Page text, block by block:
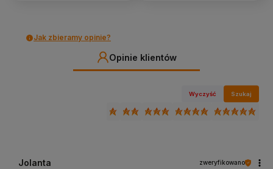
Jak zbieramy opinie?
Opinie klientów
Wyczyść Szukaj
Jolanta zweryfikowano